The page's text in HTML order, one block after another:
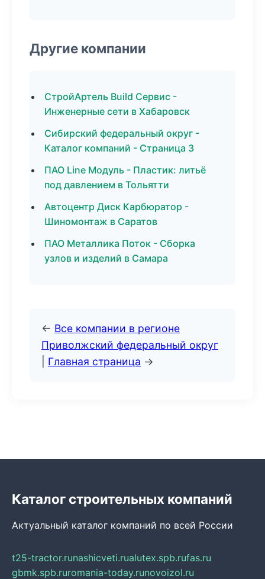
Другие компании
СтройАртель Build Сервис -
Инженерные сети в Хабаровск
Сибирский федеральный округ -
Каталог компаний - Страница 3
ПАО Line Модуль - Пластик: литьё
под давлением в Тольятти
Автоцентр Диск Карбюратор -
Шиномонтаж в Саратов
ПАО Металлика Поток - Сборка
узлов и изделий в Самара
← Все компании в регионе
Приволжский федеральный округ
Главная страница →
Каталог строительных компаний
Актуальный каталог компаний по всей России
t25-tractor.runashicveti.rualutex.spb.rufas.ru
gbmk.spb.ruromania-today.runovoizol.ru